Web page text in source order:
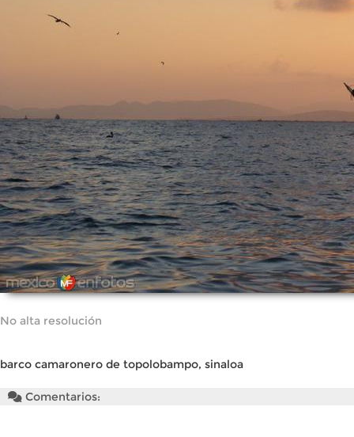
No alta resolución
barco camaronero de topolobampo, sinaloa
Comentarios: